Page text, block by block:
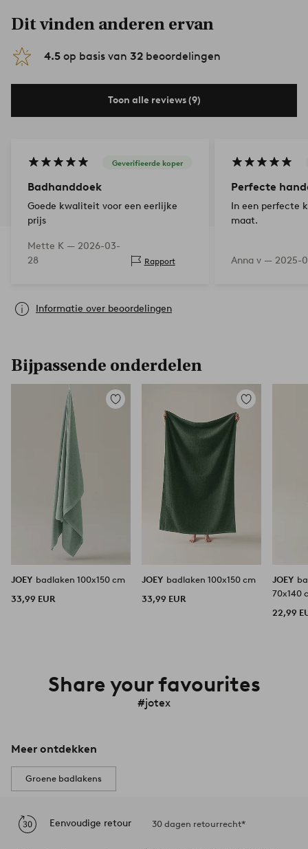
Dit vinden anderen ervan
4.5 op basis van 32 beoordelingen
Toon alle reviews (9)
Geverifieerde koper
Badhanddoek
Goede kwaliteit voor een eerlijke
prijs
Mette K — 2026-03-
28
Rapport
Perfecte
In een perfecte
maat.
Anna v — 2025-
Informatie over beoordelingen
Bijpassende onderdelen
Toevoegen
JOEY badlaken 100x150 cm
33,99 EUR
Toevoegen
aan
favorieten
JOEY badlaken 100x150 cm
33,99 EUR
JOEY
70x140
22,99
Share your favourites
#jotex
Meer ontdekken
Groene badlakens
Eenvoudige retour 30 dagen retourrecht*